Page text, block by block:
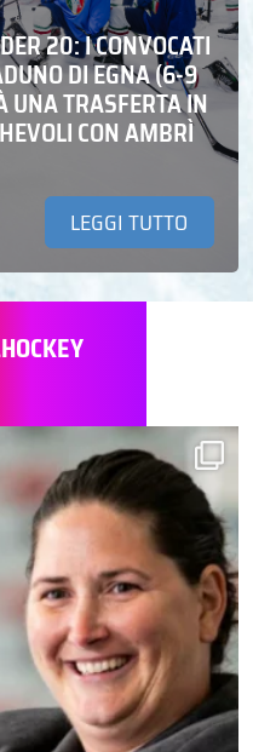
20: I CONVOCATI
DI EGNA (6-9
UNA TRASFERTA IN
CON AMBRÌ
LEGGI TUTTO